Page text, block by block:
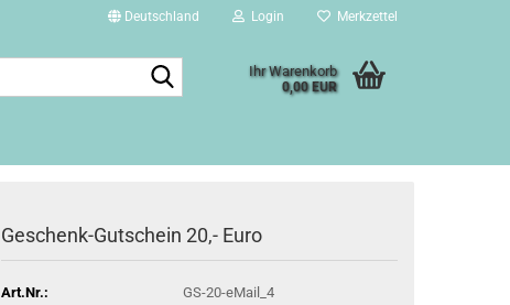
Deutschland Login Merkzettel
Ihr Warenkorb
0,00 EUR
Geschenk-Gutschein 20,- Euro
Art.Nr.:
GS-20-eMail_4